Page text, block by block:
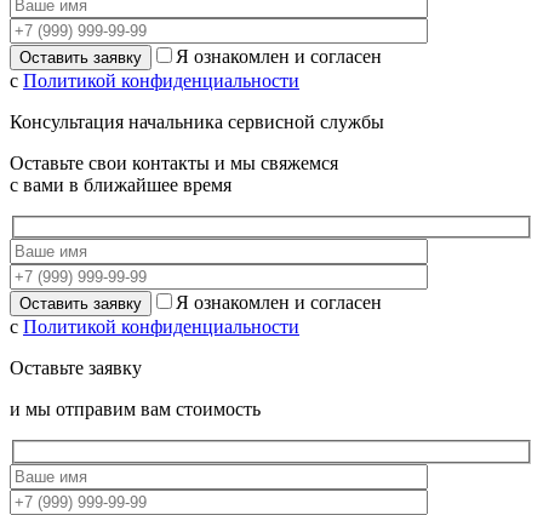
Я ознакомлен и согласен
с Политикой конфиденциальности
Консультация начальника сервисной службы
Оставьте свои контакты и мы свяжемся
с вами в ближайшее время
Я ознакомлен и согласен
с Политикой конфиденциальности
Оставьте заявку
и мы отправим вам стоимость